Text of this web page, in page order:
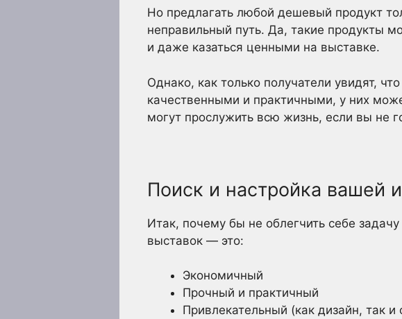
Но предлагать любой дешевый продукт
неправильный путь. Да, такие продукты
и даже казаться ценными на выставке.
Однако, как только получатели увидят,
качественными и практичными, у них
могут прослужить всю жизнь, если вы не
Поиск и настройка вашей
Итак, почему бы не облегчить себе
выставок — это:
Экономичный
Прочный и практичный
Привлекательный (как дизайн, так